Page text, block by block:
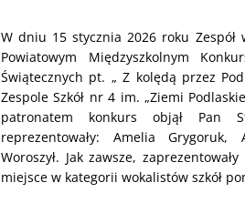
W dniu 15 stycznia 2026 roku Zespół
Powiatowym Międzyszkolnym
Świątecznych pt. „ Z kolędą przez
Zespole Szkół nr 4 im. „Ziemi
patronatem konkurs objął Pan
reprezentowały: Amelia
Woroszył. Jak zawsze,
miejsce w kategorii wokalistów szkół